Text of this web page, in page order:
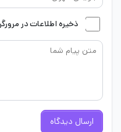
ذخیره اطلاعات در
ارسال دیدگاه